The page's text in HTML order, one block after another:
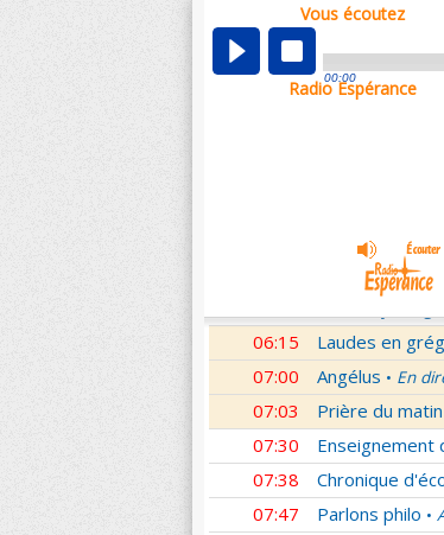
Vous écoutez
00:00
Radio Espérance
00:02
01:00 Hymne
01:48 Méditation en
Les
Si tu savais le
A l'écoute de
Rencontre •
06:15 Laudes en
07:00 Angélus • En
07:03 Prière du matin
07:30 Enseignement
07:38 Chronique
07:47 Parlons philo •